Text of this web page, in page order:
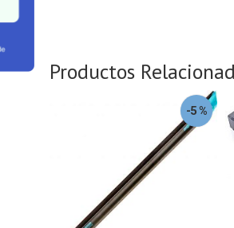
Productos
-5 %